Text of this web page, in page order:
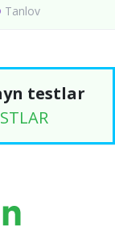
Tanlov
testlar